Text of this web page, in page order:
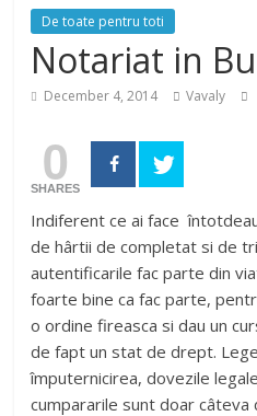
De toate pentru toti
Notariat in
December 4, 2014 Vavaly
0
SHARES
Indiferent ce ai face
de hârtii de completat si de
autentificarile fac parte din
foarte bine ca fac parte,
o ordine fireasca si dau un
de fapt un stat de drept.
împuternicirea, dovezile
cumpararile sunt doar câteva